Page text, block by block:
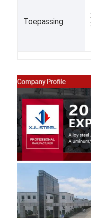
Nieuws
koudgewalst
Koudgewalste
warmgewalst
Warmgewalste
304 roestvrij
Toepassing